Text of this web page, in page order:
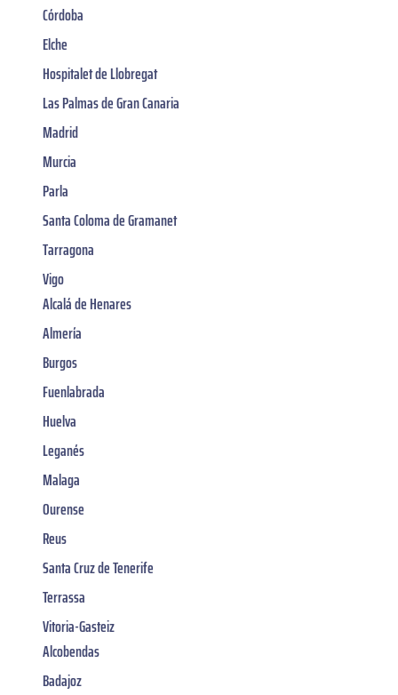
Córdoba
Elche
Hospitalet de Llobregat
Las Palmas de Gran Canaria
Madrid
Murcia
Parla
Santa Coloma de Gramanet
Tarragona
Vigo
Alcalá de Henares
Almería
Burgos
Fuenlabrada
Huelva
Leganés
Malaga
Ourense
Reus
Santa Cruz de Tenerife
Terrassa
Vitoria-Gasteiz
Alcobendas
Badajoz